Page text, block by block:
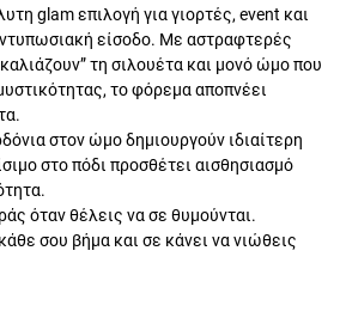
glam επιλογή για γιορτές, event και
είσοδο. Με αστραφτερές
τη σιλουέτα και μονό ώμο που
το φόρεμα αποπνέει
στον ώμο δημιουργούν ιδιαίτερη
στο πόδι προσθέτει αισθησιασμό
όταν θέλεις να σε θυμούνται.
σου βήμα και σε κάνει να νιώθεις